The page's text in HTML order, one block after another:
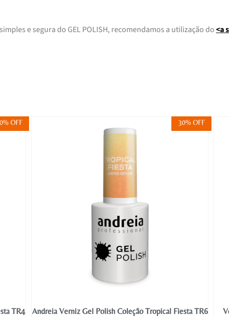
e segura do GEL POLISH, recomendamos a utilização do<a
OFF
TR4
30% OFF
Andreia Verniz Gel Polish Coleção Tropical Fiesta TR6